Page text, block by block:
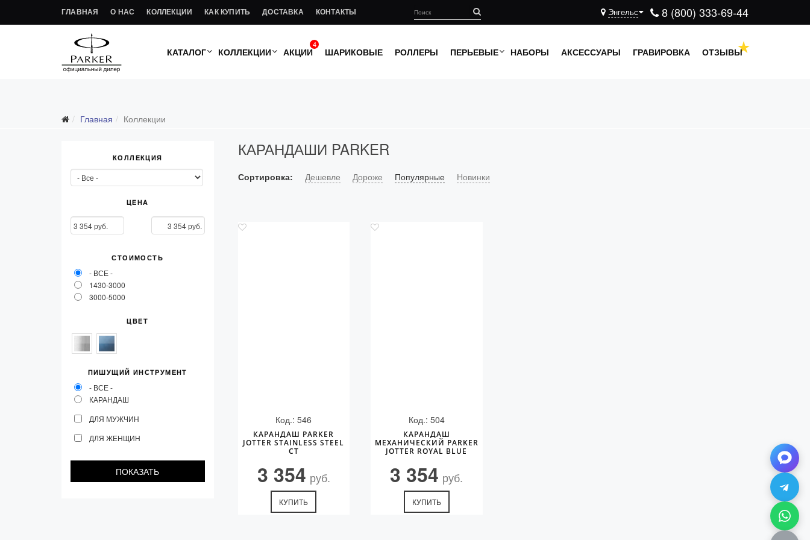
ГЛАВНАЯ О НАС КОЛЛЕКЦИИ КАК КУПИТЬ ДОСТАВКА КОНТАКТЫ 8 (800) 333-69-44
Энгельс
КАТАЛОГ КОЛЛЕКЦИИ
4
АКЦИИ ШАРИКОВЫЕ РОЛЛЕРЫ ПЕРЬЕВЫЕ НАБОРЫ АКСЕССУАРЫ ГРАВИРОВКА ОТЗЫВЫ
Главная Коллекции
КОЛЛЕКЦИЯ
ЦЕНА
СТОИМОСТЬ
- ВСЕ -
1430-3000
3000-5000
ЦВЕТ
ПИШУЩИЙ ИНСТРУМЕНТ
- ВСЕ -
КАРАНДАШ
ДЛЯ МУЖЧИН
ДЛЯ ЖЕНЩИН
КАРАНДАШИ PARKER
Сортировка: Дешевле Дороже Популярные Новинки
Код.: 546
КАРАНДАШ PARKER
JOTTER STAINLESS STEEL
CT
3 354 руб.
КУПИТЬ
Код.: 504
КАРАНДАШ
МЕХАНИЧЕСКИЙ PARKER
JOTTER ROYAL BLUE
3 354 руб.
КУПИТЬ